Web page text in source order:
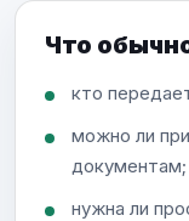
Что
кто
можно ли
документам;
нужна ли